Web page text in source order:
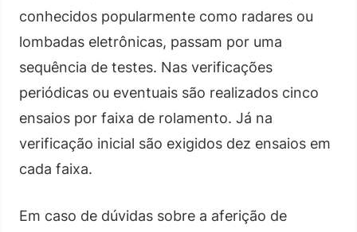
conhecidos popularmente como radares ou
lombadas eletrônicas, passam por uma
sequência de testes. Nas verificações
periódicas ou eventuais são realizados cinco
ensaios por faixa de rolamento. Já na
verificação inicial são exigidos dez ensaios em
cada faixa.
Em caso de dúvidas sobre a aferição de